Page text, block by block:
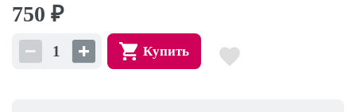
750 ₽
Купить